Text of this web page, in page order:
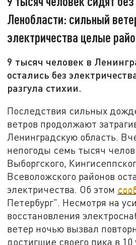
Ленобласти: сильный
электричества целые
9 тысяч человек в
остались без
разгула стихии.
Последствия сильных
ветров продолжают
Ленинградскую область.
непогоды семь тысяч
Выборгского,
Всеволожского районов
электричества. Об этом
Петербург". Несмотря на
восстановления
ветер ночью вызвал
достигшие своего пика в 10